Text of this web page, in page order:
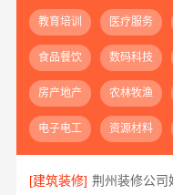
教育培训 医疗服务
食品餐饮 数码科技
房产地产 农林牧渔
电子电工 资源材料
[建筑装修]